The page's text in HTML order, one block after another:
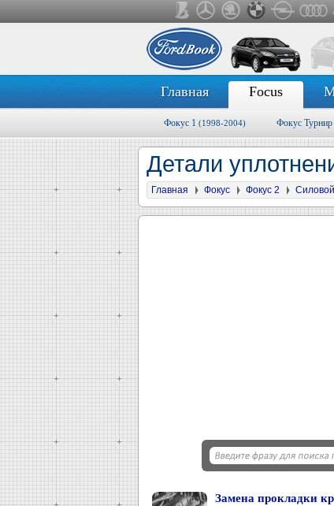
Главная Focus
Фокус 1 (1998-2004) Фокус Турнир
Детали
Главная Фокус Фокус 2 Силовой
Замена прокладки